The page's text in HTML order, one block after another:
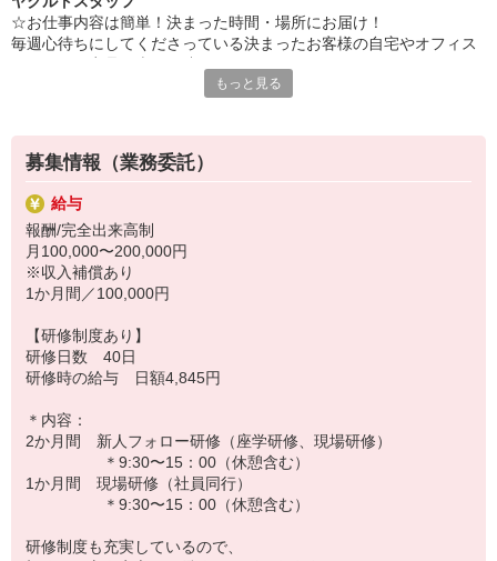
くことができます！
「お子さんは元気ですか？」「最近こんなことに悩んでて…」な
ど、フランクに話せる環境◎
■自分のペースで働ける◎
■家計にうれしい、社割あり！
☆未経験歓迎！研修・サポートも充実！
「販売は未経験だけど…」「商品が覚えられるか不安…」などの
心配もいりません！
☆お仕事内容は簡単！決まった時間・場所にお届け！
毎週心待ちにしてくださっている決まったお客様の自宅やオフィス
☆ある1日の流れ
子育てママAさん
＊スタッフ歴6年 30代 平均収入 11万円/月（週5勤務 扶養内 お
子さま2人：10，3歳）
8:30 保育園にお子様をお預け
8:50 朝礼
9:00 お届けに出発
〜お届け〜
13:30 翌日のお届け準備
14:00 保育園にお子様をお迎え・帰宅
＊スタッフ歴12年 40代 平均収入 17万円/月（週5勤務 扶養外
お子さま2人：15，12歳）
9:00 お届けに出発
15:00 翌日のお届け準備
もっと見る
募集情報（業務委託）
給与
報酬/完全出来高制
月100,000〜200,000円
※収入補償あり
1か月間／100,000円
【研修制度あり】
研修日数 40日
研修時の給与 日額4,845円
＊内容：
2か月間 新人フォロー研修（座学研修、現場研修）
＊9:30〜15：00（休憩含む）
1か月間 現場研修（社員同行）
＊9:30〜15：00（休憩含む）
研修制度も充実しているので、